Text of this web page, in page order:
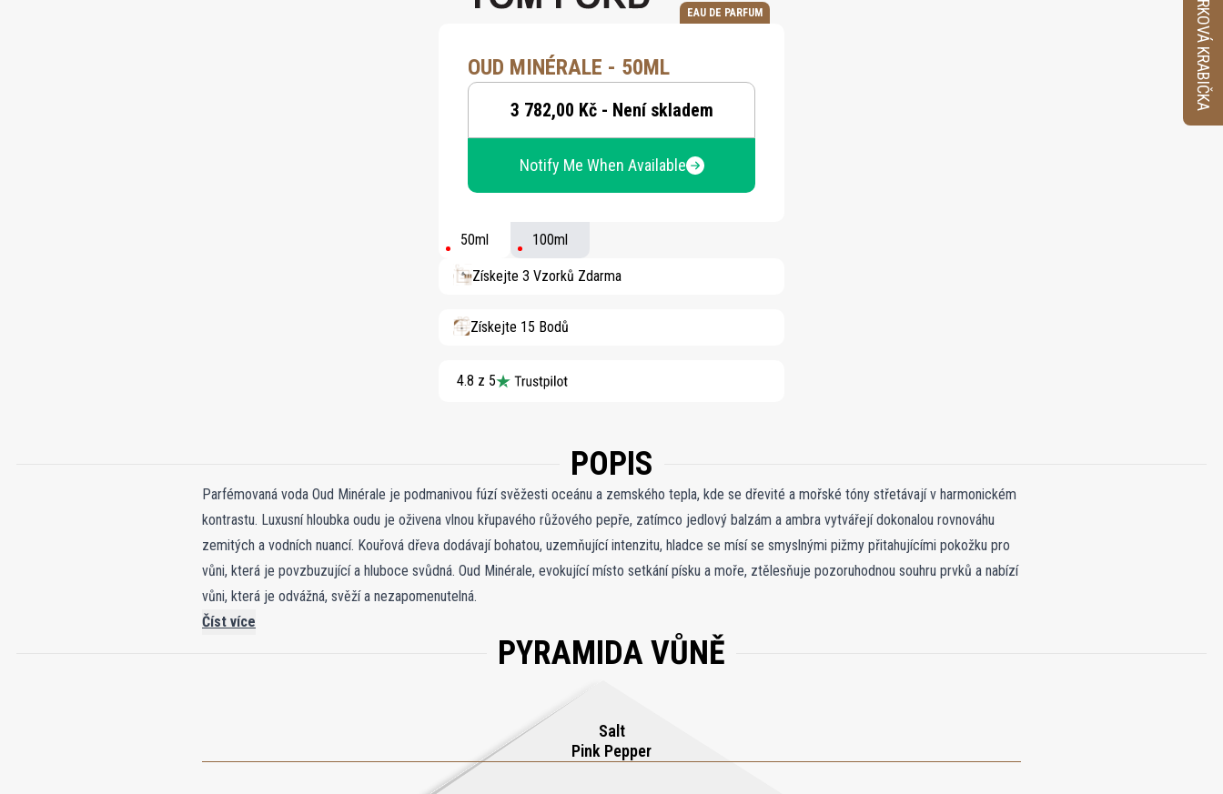
EAU DE PARFUM
OUD MINÉRALE - 50ML
3 782,00 Kč - Není skladem
Notify Me When Available
50ml 100ml
Získejte 3 Vzorků Zdarma
Získejte 15 Bodů
4.8 z 5
POPIS
Parfémovaná voda Oud Minérale je podmanivou fúzí svěžesti oceánu a zemského tepla, kde se dřevité a mořské tóny střetávají v harmonickém
kontrastu. Luxusní hloubka oudu je oživena vlnou křupavého růžového pepře, zatímco jedlový balzám a ambra vytvářejí dokonalou rovnováhu
zemitých a vodních nuancí. Kouřová dřeva dodávají bohatou, uzemňující intenzitu, hladce se mísí se smyslnými pižmy přitahujícími pokožku pro
vůni, která je povzbuzující a hluboce svůdná. Oud Minérale, evokující místo setkání písku a moře, ztělesňuje pozoruhodnou souhru prvků a nabízí
vůni, která je odvážná, svěží a nezapomenutelná.
Číst více
PYRAMIDA VŮNĚ
Salt
Pink Pepper
VZORKOVÁ KRABIČKA